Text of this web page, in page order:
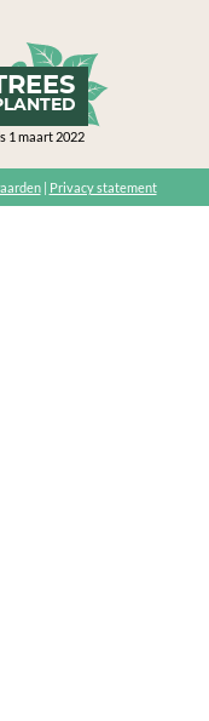
1 maart 2022
| Privacy statement